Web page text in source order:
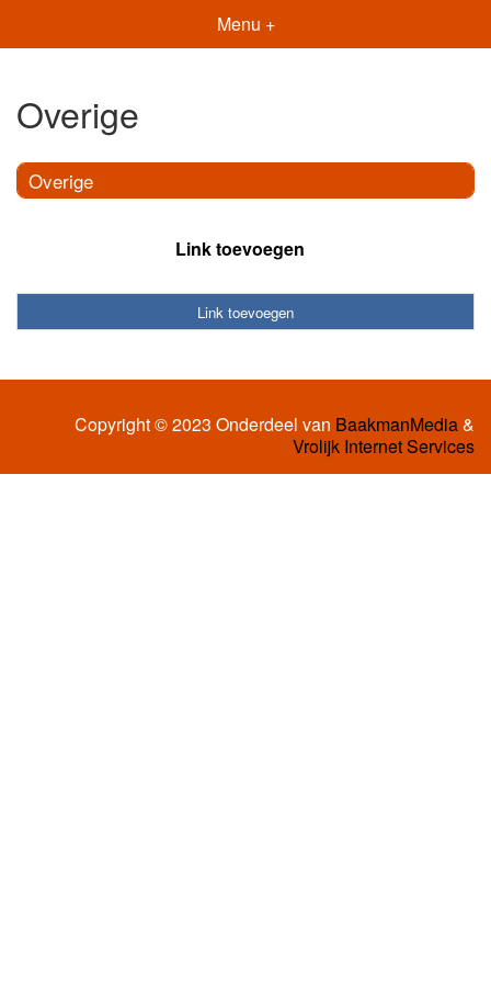
Menu +
Overige
Overige
Link toevoegen
Link toevoegen
Copyright © 2023 Onderdeel van BaakmanMedia&
Vrolijk Internet Services